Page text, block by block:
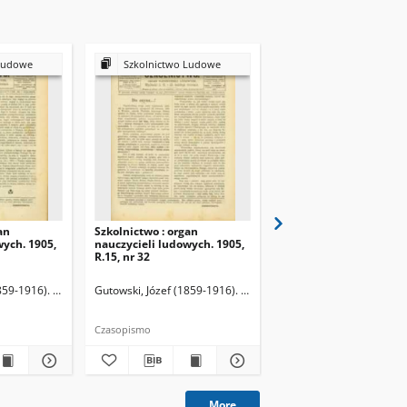
1905,
1916). Redaktor
Szkolnictwo Ludowe
Szkolnictwo : organ
nauczycieli ludowych. 1905,
R.15, nr 32
Gutowski, Józef (1859-1916). Redaktor
Czasopismo